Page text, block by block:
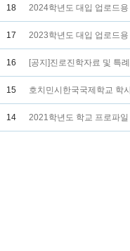
18 2024학년도 대입 업로드
17 2023학년도 대입 업로드
16 [공지]진로진학자료 및 특
15 호치민시한국국제학교 학
14 2021학년도 학교 프로파일